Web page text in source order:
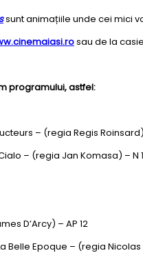
sunt animațiile unde cei mici
sau de la
programului, astfel:
– (regia Regis Roinsard)
– (regia Jan Komasa) – N
D’Arcy) – AP 12
Belle Epoque – (regia